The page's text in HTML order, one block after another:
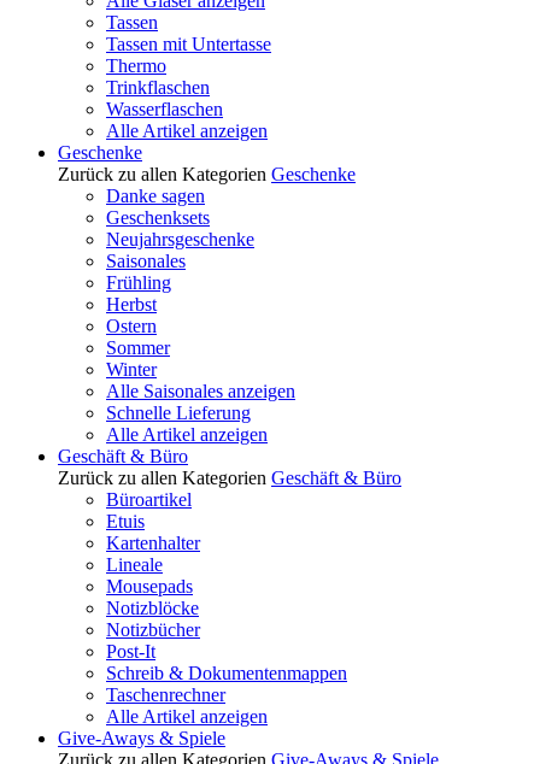
Tassen
Tassen mit Untertasse
Thermo
Trinkflaschen
Wasserflaschen
Alle Artikel anzeigen
Geschenke
Zurück zu allen Kategorien Geschenke
Danke sagen
Geschenksets
Neujahrsgeschenke
Saisonales
Frühling
Herbst
Ostern
Sommer
Winter
Alle Saisonales anzeigen
Schnelle Lieferung
Alle Artikel anzeigen
Geschäft & Büro
Zurück zu allen Kategorien Geschäft & Büro
Büroartikel
Etuis
Kartenhalter
Lineale
Mousepads
Notizblöcke
Notizbücher
Post-It
Schreib & Dokumentenmappen
Taschenrechner
Alle Artikel anzeigen
Give-Aways & Spiele
Zurück zu allen Kategorien Give-Aways & Spiele